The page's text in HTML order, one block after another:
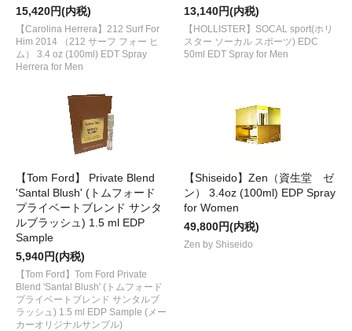
15,420円(内税)
【Carolina Herrera】212 Surf For
Him 2014 （212 サーフ フォー ヒ
ム） 3.4 oz (100ml) EDT Spray
Herrera for Men
13,140円(内税)
【HOLLISTER】SOCAL sport(ホリ
スター ソーカル スポーツ) EDC
50ml EDT Spray for Men
【Tom Ford】 Private Blend
'Santal Blush' (トムフォード
プライベートブレンド サンタ
ルブラッシュ) 1.5 ml EDP
Sample
5,940円(内税)
【Tom Ford】Tom Ford Private
Blend 'Santal Blush' (トムフォード
プライベートブレンド サンタルブ
ラッシュ) 1.5 ml EDP Sample (メー
カーオリジナルサンプル)
【Shiseido】Zen（資生堂 ゼ
ン） 3.4oz (100ml) EDP Spray
for Women
49,800円(内税)
Zen by Shiseido